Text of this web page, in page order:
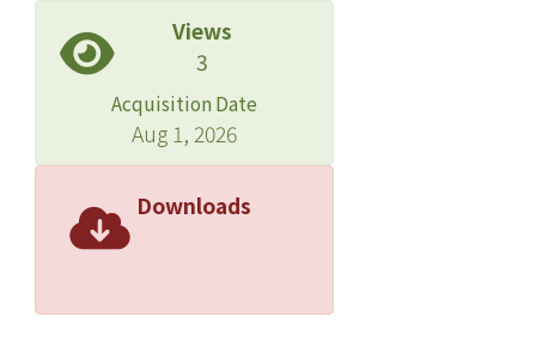
Views
3
Acquisition Date
Aug 1, 2026
Downloads